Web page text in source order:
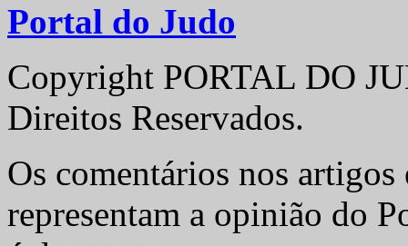
Portal do Judo
Copyright PORTAL DO
Direitos Reservados.
Os comentários nos artigos
representam a opinião do